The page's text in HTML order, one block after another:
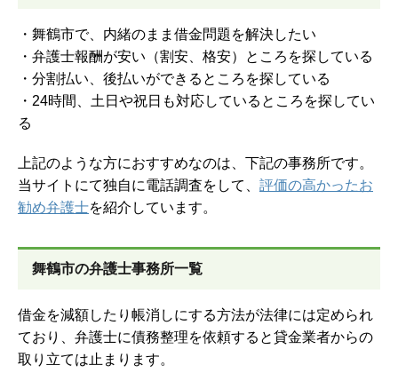
・舞鶴市で、内緒のまま借金問題を解決したい
・弁護士報酬が安い（割安、格安）ところを探している
・分割払い、後払いができるところを探している
・24時間、土日や祝日も対応しているところを探してい
る
上記のような方におすすめなのは、下記の事務所です。
当サイトにて独自に電話調査をして、 評価の高かったお
勧め弁護士を紹介しています。
舞鶴市の弁護士事務所一覧
借金を減額したり帳消しにする方法が法律には定められ
ており、弁護士に債務整理を依頼すると貸金業者からの
取り立ては止まります。